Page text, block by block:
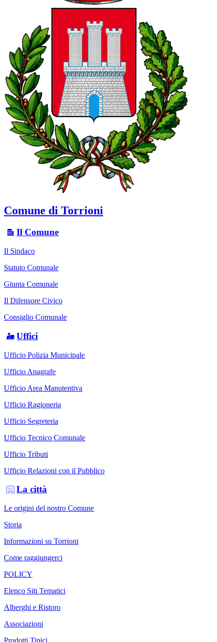
Comune di Torrioni
Il Comune
Il Sindaco
Statuto Comunale
Giunta Comunale
Il Difensore Civico
Consiglio Comunale
Uffici
Ufficio Polizia Municipale
Ufficio Anagrafe
Ufficio Area Manutentiva
Ufficio Ragioneria
Ufficio Segreteria
Ufficio Tecnico Comunale
Ufficio Tributi
Ufficio Relazioni con il Pubblico
La città
Le origini del nostro Comune
Storia
Informazioni su Torrioni
Come raggiungerci
POLICY
Elenco Siti Tematici
Alberghi e Ristoro
Associazioni
Prodotti Tipici